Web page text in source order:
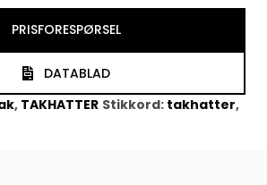
PRISFORESPØRSEL
DATABLAD
, TAKHATTER Stikkord: takhatter,